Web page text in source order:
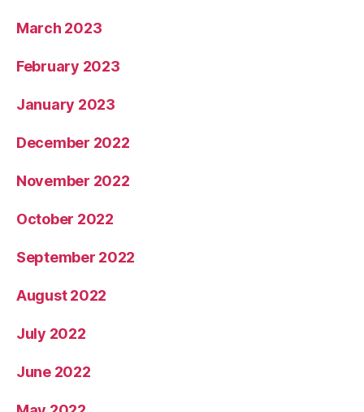
March 2023
February 2023
January 2023
December 2022
November 2022
October 2022
September 2022
August 2022
July 2022
June 2022